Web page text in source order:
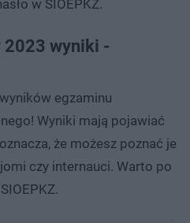
w SIOEPKZ.
2023 wyniki -
egzaminu
Wyniki mają pojawiać
że możesz poznać je
czy internauci. Warto po